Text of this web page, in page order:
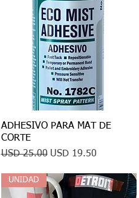
Vista rápida
ADHESIVO PARA MAT DE
CORTE
Precio
USD 25.00 Precio de oferta
USD 19.50
UNIDAD